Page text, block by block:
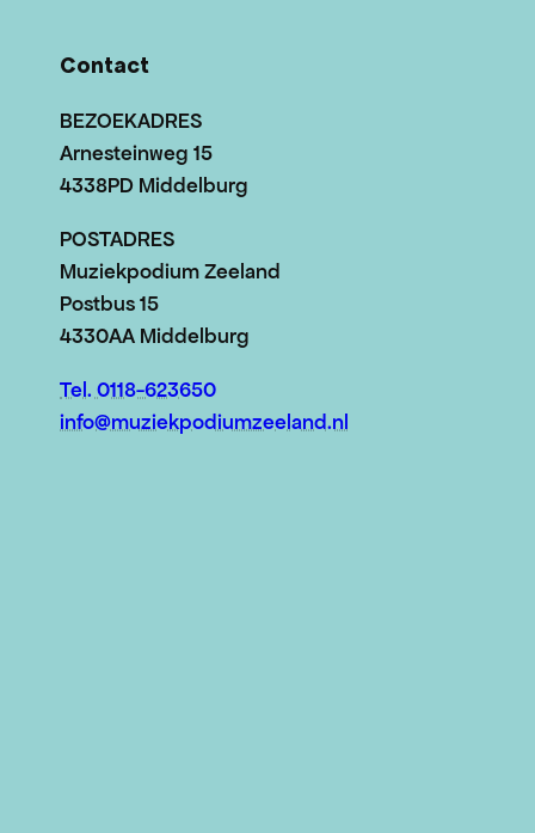
Contact
BEZOEKADRES
Arnesteinweg 15
4338PD Middelburg
POSTADRES
Muziekpodium Zeeland
Postbus 15
4330AA Middelburg
Tel. 0118-623650
info@muziekpodiumzeeland.nl